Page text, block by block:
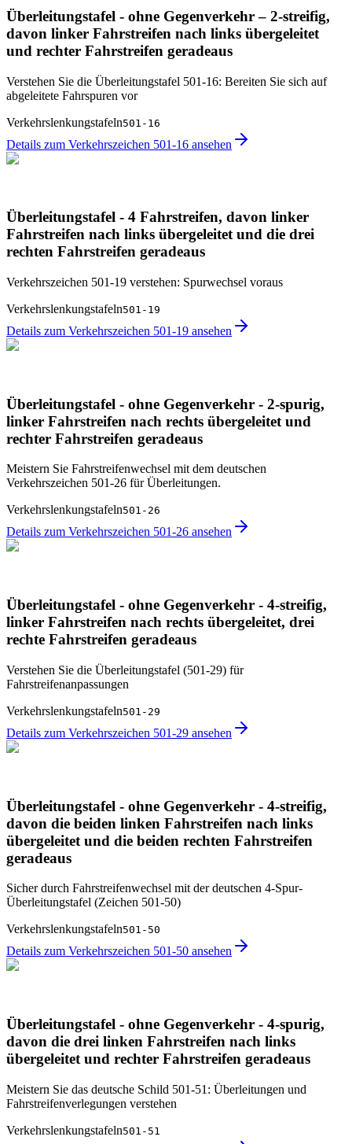
Überleitungstafel - ohne Gegenverkehr – 2-streifig,
davon linker Fahrstreifen nach links übergeleitet
und rechter Fahrstreifen geradeaus
Verstehen Sie die Überleitungstafel 501-16: Bereiten Sie sich auf
abgeleitete Fahrspuren vor
Verkehrslenkungstafeln501-16
Details zum Verkehrszeichen 501-16 ansehen
Überleitungstafel - 4 Fahrstreifen, davon linker
Fahrstreifen nach links übergeleitet und die drei
rechten Fahrstreifen geradeaus
Verkehrszeichen 501-19 verstehen: Spurwechsel voraus
Verkehrslenkungstafeln501-19
Details zum Verkehrszeichen 501-19 ansehen
Überleitungstafel - ohne Gegenverkehr - 2-spurig,
linker Fahrstreifen nach rechts übergeleitet und
rechter Fahrstreifen geradeaus
Meistern Sie Fahrstreifenwechsel mit dem deutschen
Verkehrszeichen 501-26 für Überleitungen.
Verkehrslenkungstafeln501-26
Details zum Verkehrszeichen 501-26 ansehen
Überleitungstafel - ohne Gegenverkehr - 4-streifig,
linker Fahrstreifen nach rechts übergeleitet, drei
rechte Fahrstreifen geradeaus
Verstehen Sie die Überleitungstafel (501-29) für
Fahrstreifenanpassungen
Verkehrslenkungstafeln501-29
Details zum Verkehrszeichen 501-29 ansehen
Überleitungstafel - ohne Gegenverkehr - 4-streifig,
davon die beiden linken Fahrstreifen nach links
übergeleitet und die beiden rechten Fahrstreifen
geradeaus
Sicher durch Fahrstreifen­wechsel mit der deutschen 4-Spur-
Überleitungstafel (Zeichen 501-50)
Verkehrslenkungstafeln501-50
Details zum Verkehrszeichen 501-50 ansehen
Überleitungstafel - ohne Gegenverkehr - 4-spurig,
davon die drei linken Fahrstreifen nach links
übergeleitet und rechter Fahrstreifen geradeaus
Meistern Sie das deutsche Schild 501-51: Überleitungen und
Fahrstreifenverlegungen verstehen
Verkehrslenkungstafeln501-51